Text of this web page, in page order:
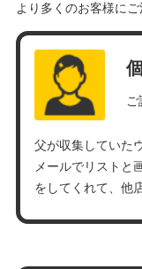
より多くのお客様に
ご
父が収集していた
メールでリストと
をしてくれて、他